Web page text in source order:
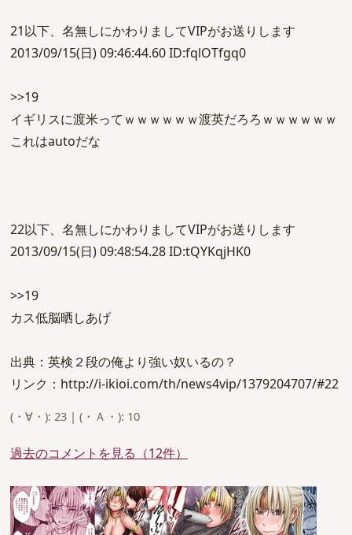
21以下、名無しにかわりましてVIPがお送りします
2013/09/15(日) 09:46:44.60 ID:fqlOTfgq0
>>19
イギリスに渡米ってｗｗｗｗｗｗ渡英だろろｗｗｗｗｗｗ
これはautoだな
22以下、名無しにかわりましてVIPがお送りします
2013/09/15(日) 09:48:54.28 ID:tQYKqjHK0
>>19
カス低脳晒しあげ
出典：英検２段の俺より強い奴いるの？
リンク：http://i-ikioi.com/th/news4vip/1379204707/#22
(・∀・): 23 | (・Ａ・): 10
過去のコメントを見る（12件）